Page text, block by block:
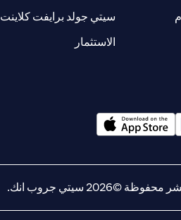
سيتي جولد برايفت كلاينت
الاستثمار
©2026 سيتي جروب انك.